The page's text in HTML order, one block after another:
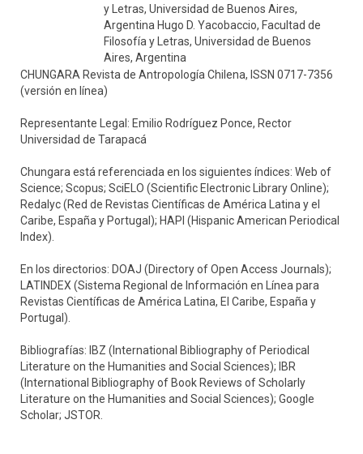
y Letras, Universidad de Buenos Aires,
Argentina Hugo D. Yacobaccio, Facultad de
Filosofía y Letras, Universidad de Buenos
Aires, Argentina
CHUNGARA Revista de Antropología Chilena, ISSN 0717-7356
(versión en línea)
Representante Legal: Emilio Rodríguez Ponce, Rector
Universidad de Tarapacá
Chungara está referenciada en los siguientes índices: Web of
Science; Scopus; SciELO (Scientific Electronic Library Online);
Redalyc (Red de Revistas Científicas de América Latina y el
Caribe, España y Portugal); HAPI (Hispanic American Periodical
Index).
En los directorios: DOAJ (Directory of Open Access Journals);
LATINDEX (Sistema Regional de Información en Línea para
Revistas Científicas de América Latina, El Caribe, España y
Portugal).
Bibliografías: IBZ (International Bibliography of Periodical
Literature on the Humanities and Social Sciences); IBR
(International Bibliography of Book Reviews of Scholarly
Literature on the Humanities and Social Sciences); Google
Scholar; JSTOR.